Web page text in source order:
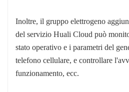
Inoltre, il gruppo elettrogeno
del servizio Huali Cloud può
stato operativo e i parametri del
telefono cellulare, e controllare
funzionamento, ecc.